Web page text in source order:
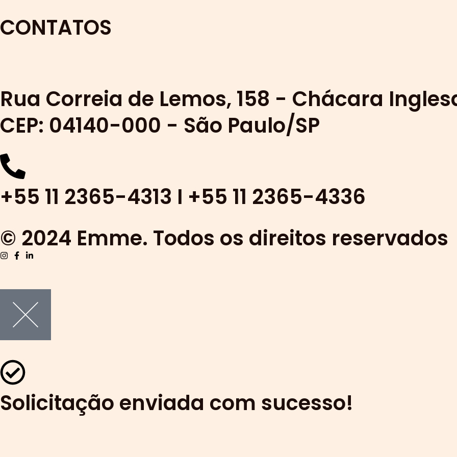
CONTATOS
Rua Correia de Lemos, 158 - Chácara
CEP: 04140-000 - São Paulo/SP
+55 11 2365-4313 I +55 11 2365-4336
© 2024 Emme. Todos os direitos reservados
Solicitação enviada com sucesso!